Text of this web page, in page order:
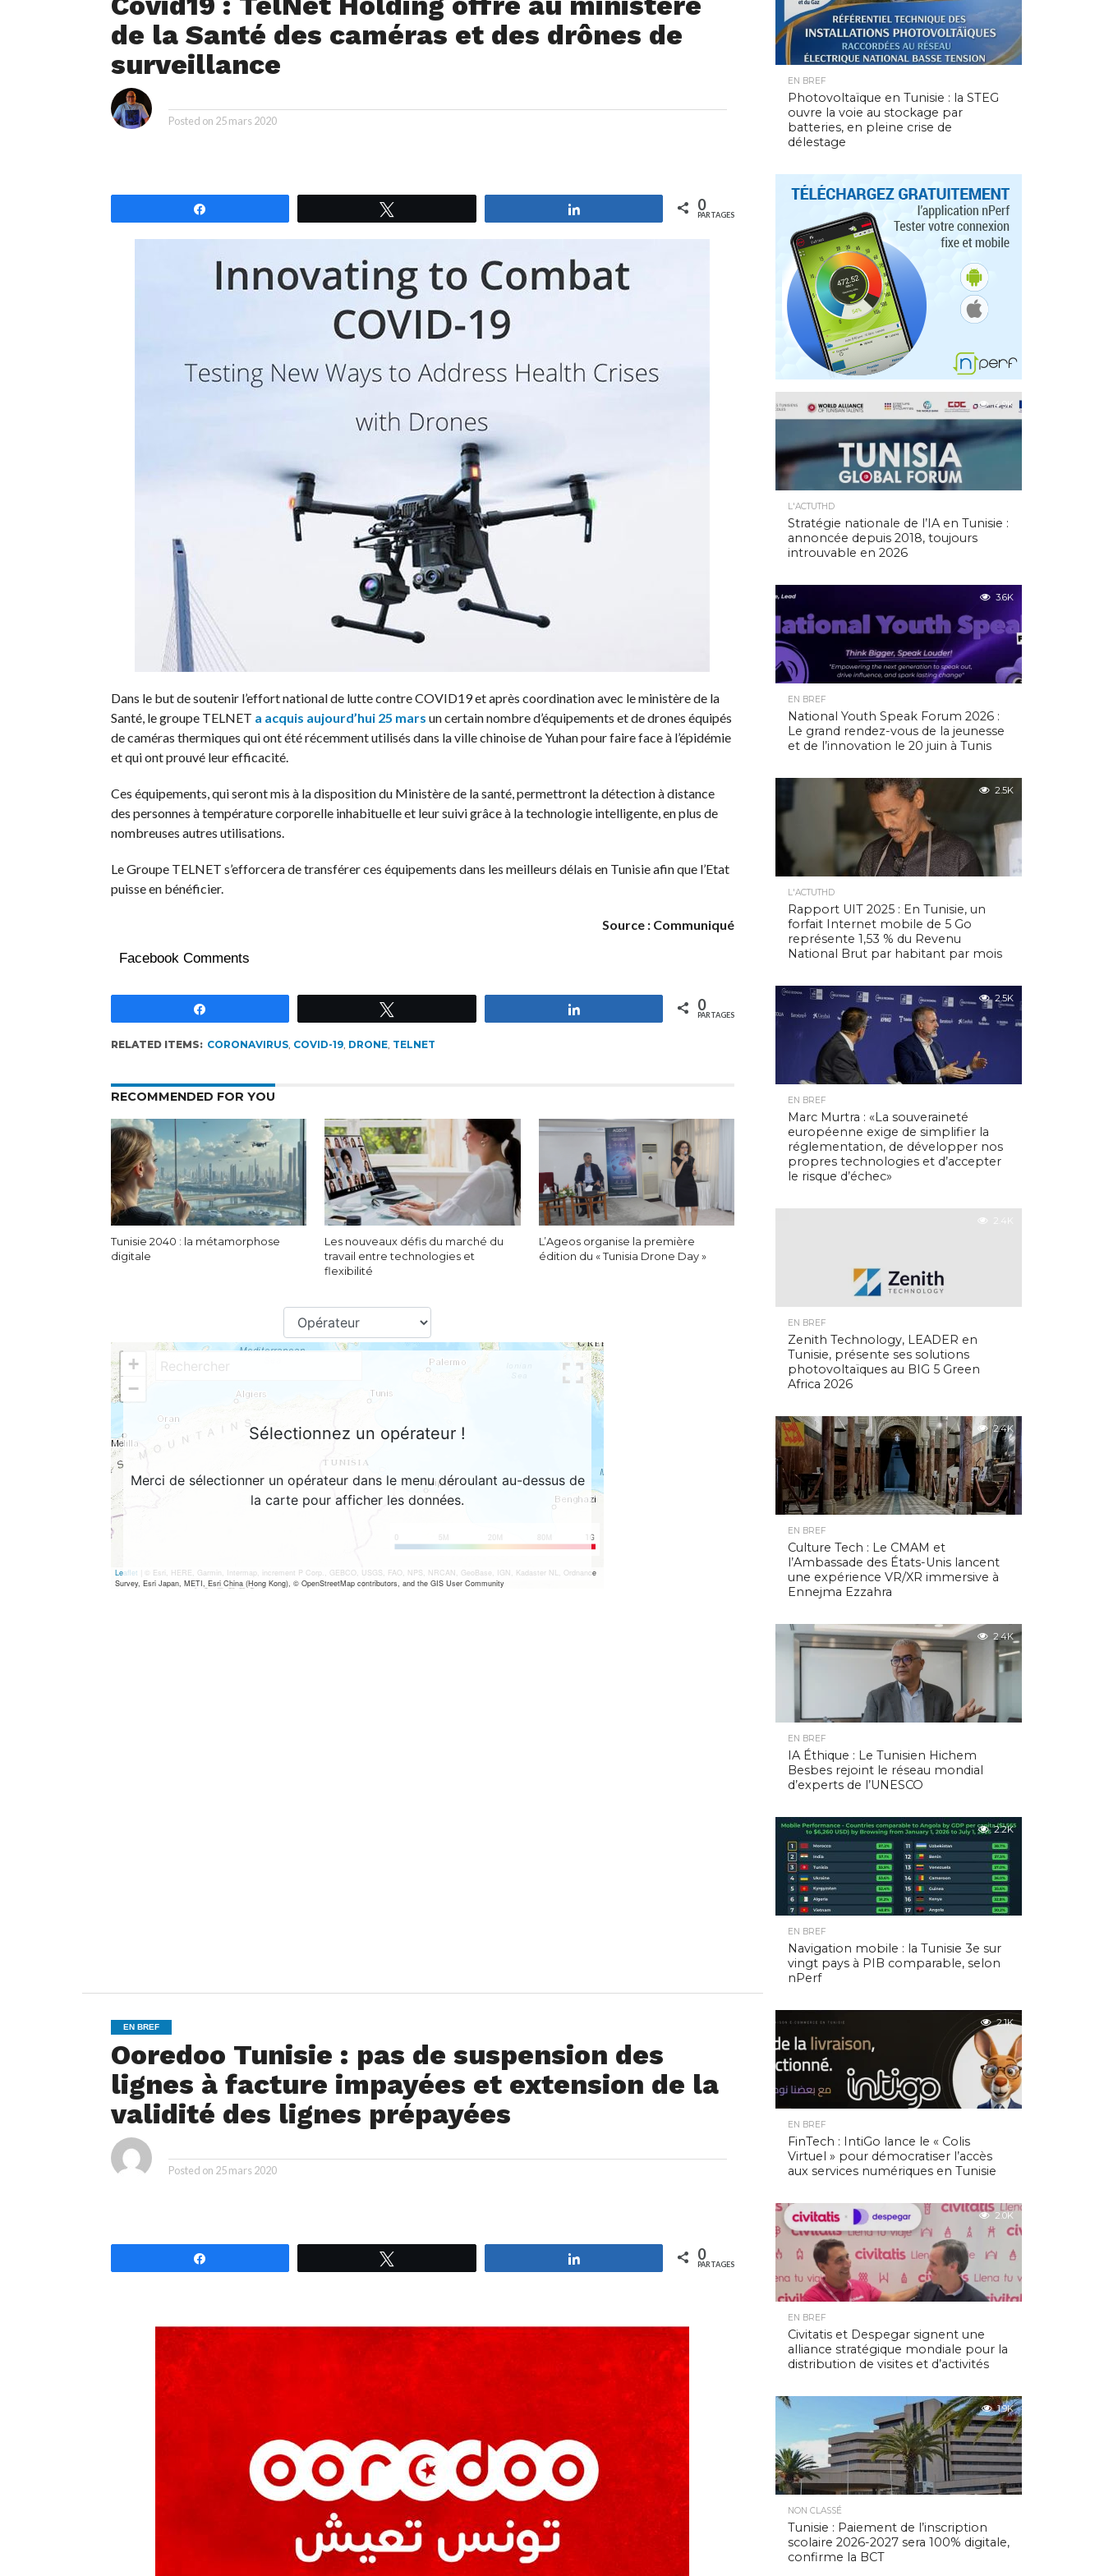
de la Santé des caméras et des drônes de
surveillance
Posted on 25 mars 2020
0
PARTAGES
Dans le but de soutenir l’effort national de lutte contre COVID19 et après coordination avec le ministère de la
Santé, le groupe TELNET a acquis aujourd’hui 25 mars un certain nombre d’équipements et de drones équipés
de caméras thermiques qui ont été récemment utilisés dans la ville chinoise de Yuhan pour faire face à l’épidémie
et qui ont prouvé leur efficacité.
Ces équipements, qui seront mis à la disposition du Ministère de la santé, permettront la détection à distance
des personnes à température corporelle inhabituelle et leur suivi grâce à la technologie intelligente, en plus de
nombreuses autres utilisations.
Le Groupe TELNET s’efforcera de transférer ces équipements dans les meilleurs délais en Tunisie afin que l’Etat
puisse en bénéficier.
Source : Communiqué
Facebook Comments
0
PARTAGES
RELATED ITEMS: CORONAVIRUS, COVID-19, DRONE, TELNET
RECOMMENDED FOR YOU
Tunisie 2040 : la métamorphose
digitale
Les nouveaux défis du marché du
travail entre technologies et
flexibilité
L’Ageos organise la première
édition du « Tunisia Drone Day »
EN BREF
Ooredoo Tunisie : pas de suspension des
lignes à facture impayées et extension de la
validité des lignes prépayées
Posted on 25 mars 2020
0
PARTAGES
EN BREF
Photovoltaïque en Tunisie : la STEG
ouvre la voie au stockage par
batteries, en pleine crise de
délestage
4.9K
L'ACTUTHD
Stratégie nationale de l’IA en Tunisie :
annoncée depuis 2018, toujours
introuvable en 2026
3.6K
EN BREF
National Youth Speak Forum 2026 :
Le grand rendez-vous de la jeunesse
et de l’innovation le 20 juin à Tunis
2.5K
L'ACTUTHD
Rapport UIT 2025 : En Tunisie, un
forfait Internet mobile de 5 Go
représente 1,53 % du Revenu
National Brut par habitant par mois
2.5K
EN BREF
Marc Murtra : «La souveraineté
européenne exige de simplifier la
réglementation, de développer nos
propres technologies et d’accepter
le risque d’échec»
2.4K
EN BREF
Zenith Technology, LEADER en
Tunisie, présente ses solutions
photovoltaïques au BIG 5 Green
Africa 2026
2.4K
EN BREF
Culture Tech : Le CMAM et
l’Ambassade des États-Unis lancent
une expérience VR/XR immersive à
Ennejma Ezzahra
2.4K
EN BREF
IA Éthique : Le Tunisien Hichem
Besbes rejoint le réseau mondial
d’experts de l’UNESCO
2.2K
EN BREF
Navigation mobile : la Tunisie 3e sur
vingt pays à PIB comparable, selon
nPerf
2.1K
EN BREF
FinTech : IntiGo lance le « Colis
Virtuel » pour démocratiser l’accès
aux services numériques en Tunisie
2.0K
EN BREF
Civitatis et Despegar signent une
alliance stratégique mondiale pour la
distribution de visites et d’activités
1.9K
NON CLASSÉ
Tunisie : Paiement de l’inscription
scolaire 2026-2027 sera 100% digitale,
confirme la BCT